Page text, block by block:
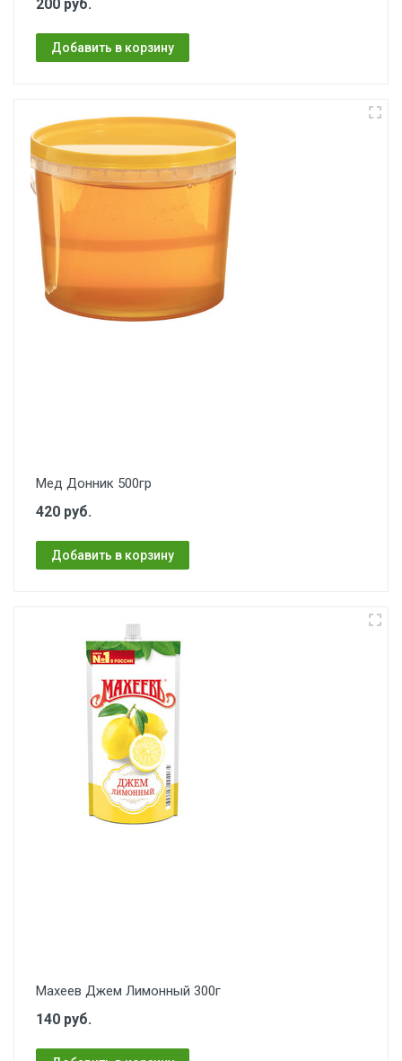
200 руб.
Добавить в корзину
Мед Донник 500гр
420 руб.
Добавить в корзину
Махеев Джем Лимонный 300г
140 руб.